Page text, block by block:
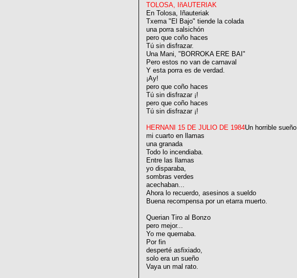
TOLOSA, IñAUTERIAK
En Tolosa, Iñauteriak
Txema "El Bajo" tiende la colada
una porra salsichón
pero que coño haces
Tú sin disfrazar.
Una Mani, "BORROKA ERE BAI"
Pero estos no van de carnaval
Y esta porra es de verdad.
¡Ay!
pero que coño haces
Tú sin disfrazar ¡!
pero que coño haces
Tú sin disfrazar ¡!
HERNANI 15 DE JULIO DE 1984Un horrible sueño
mi cuarto en llamas
una granada
Todo lo incendiaba.
Entre las llamas
yo disparaba,
sombras verdes
acechaban...
Ahora lo recuerdo, asesinos a sueldo
Buena recompensa por un etarra muerto.
Querian Tiro al Bonzo
pero mejor...
Yo me quemaba.
Por fin
desperté asfixiado,
solo era un sueño
Vaya un mal rato.